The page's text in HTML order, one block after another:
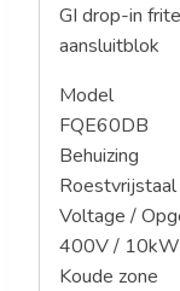
GI drop-in
aansluitblok
Model
FQE60DB
Behuizing
Voltage /
400V / 10kW
Koude zone